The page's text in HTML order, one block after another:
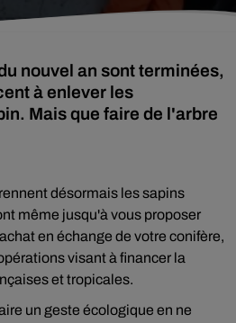
nouvel an sont terminées,
à enlever les
Mais que faire de l'arbre
désormais les sapins
même jusqu'à vous proposer
en échange de votre conifère,
visant à financer la
et tropicales.
un geste écologique en ne